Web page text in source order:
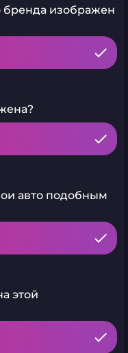
бренда изображен
авто подобным
этой